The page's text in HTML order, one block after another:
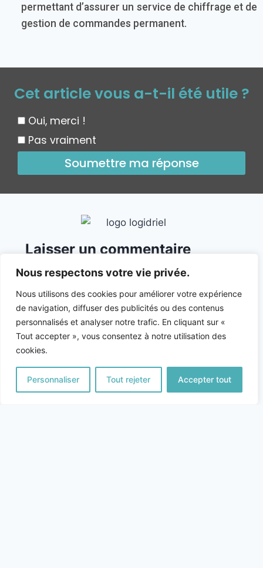
Nous respectons votre vie privée.
Nous utilisons des cookies pour améliorer votre expérience
de navigation, diffuser des publicités ou des contenus
personnalisés et analyser notre trafic. En cliquant sur «
Tout accepter », vous consentez à notre utilisation des
cookies.
Personnaliser Tout rejeter Accepter tout
permettant d’assurer un service de chiffrage et de
gestion de commandes permanent.
Cet article vous a-t-il été utile ?
Oui, merci !
Pas vraiment
Soumettre ma réponse
Laisser un commentaire
Votre adresse e-mail ne sera pas publiée. Les champs
Commentaire*